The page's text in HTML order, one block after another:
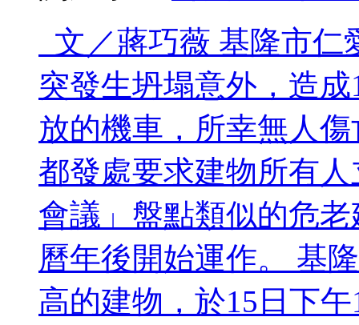
文／蔣巧薇 基隆市仁
突發生坍塌意外，造
放的機車，所幸無人
都發處要求建物所有
會議」盤點類似的危
曆年後開始運作。 基
高的建物，於15日下